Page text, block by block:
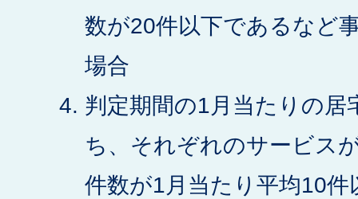
数が20件以下であるなど
場合
判定期間の1月当たりの居
ち、それぞれのサービス
件数が1月当たり平均10